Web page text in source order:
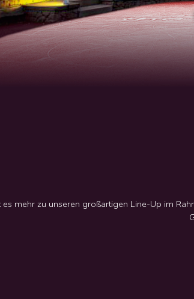
es mehr zu unseren großartigen Line-Up im